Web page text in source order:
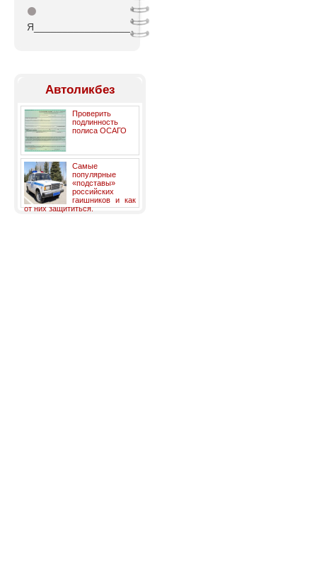
⚫
Я_________________
Автоликбез
Проверить
подлинность
полиса ОСАГО
Самые
популярные
«подставы»
российских
гаишников и как
от них защититься.